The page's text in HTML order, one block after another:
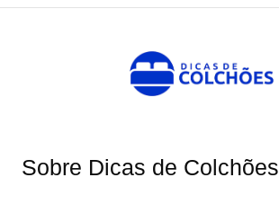
Sobre Dicas de Colchões